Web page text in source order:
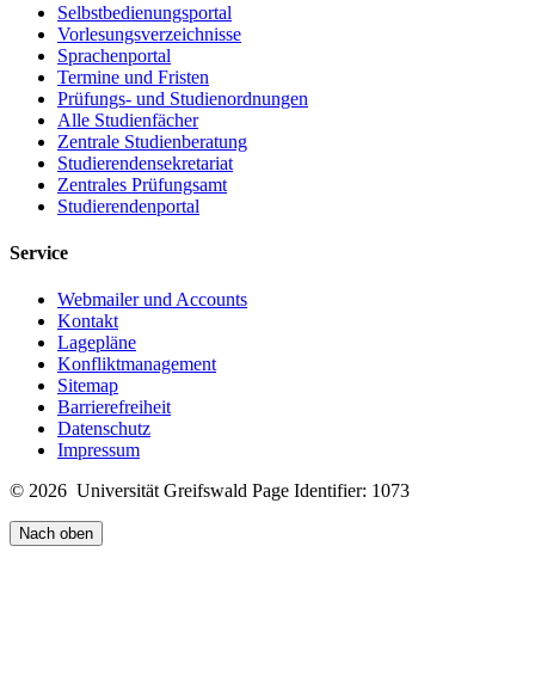
Selbstbedienungsportal
Vorlesungsverzeichnisse
Sprachenportal
Termine und Fristen
Prüfungs- und Studienordnungen
Alle Studienfächer
Zentrale Studienberatung
Studierendensekretariat
Zentrales Prüfungsamt
Studierendenportal
Service
Webmailer und Accounts
Kontakt
Lagepläne
Konfliktmanagement
Sitemap
Barrierefreiheit
Datenschutz
Impressum
© 2026 Universität Greifswald Page Identifier: 1073
Nach oben